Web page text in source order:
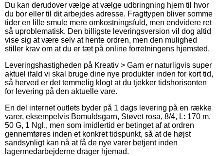
Du kan derudover vælge at vælge udbringning hjem til hvor
du bor eller til dit arbejdes adresse. Fragttypen bliver somme
tider en lille smule mere omkostningsfuld, men endvidere ret
så uproblematisk. Den billigste leveringsversion vil dog altid
vise sig at være selv at hente ordren, men den mulighed
stiller krav om at du er tæt på online forretningens hjemsted.
Leveringshastigheden på Kreativ > Garn er naturligvis super
aktuel ifald vi skal bruge dine nye produkter inden for kort tid,
så herved er det temmelig klogt at du tjekker tidshorisonten
for levering på den aktuelle vare.
En del internet outlets byder på 1 dags levering på en række
varer, eksempelvis Bomuldsgarn, Støvet rosa, 8/4, L: 170 m,
50 G, 1 Ngl., men som imidlertid er betinget af at ordren
gennemføres inden et konkret tidspunkt, så at de højst
sandsynligt kan nå at få de nye varer betjent inden
lagermedarbejderne drager hjemad.